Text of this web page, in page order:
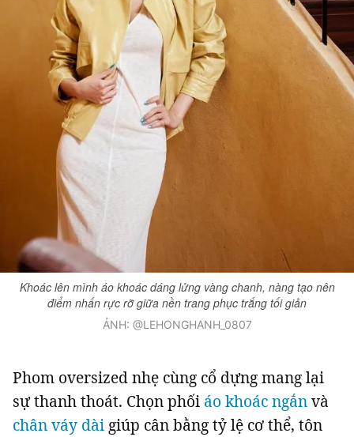
Khoác lên mình áo khoác dáng lửng vàng chanh, nàng tạo nên
điểm nhấn rực rỡ giữa nền trang phục trắng tối giản
ẢNH: @LEHONGHANH_0807
Phom oversized nhẹ cùng cổ dựng mang lại
sự thanh thoát. Chọn phối áo khoác ngắnvà
chân váy dài giúp cân bằng tỷ lệ cơ thể, tôn